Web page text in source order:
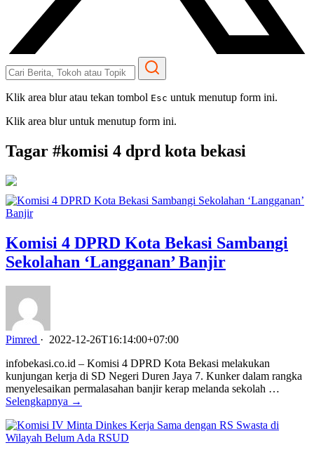
Klik area blur atau tekan tombol Esc untuk menutup form ini.
Klik area blur untuk menutup form ini.
Tagar #komisi 4 dprd kota bekasi
Komisi 4 DPRD Kota Bekasi Sambangi
Sekolahan ‘Langganan’ Banjir
Pimred · 2022-12-26T16:14:00+07:00
infobekasi.co.id – Komisi 4 DPRD Kota Bekasi melakukan
kunjungan kerja di SD Negeri Duren Jaya 7. Kunker dalam rangka
menyelesaikan permalasahan banjir kerap melanda sekolah …
Selengkapnya →